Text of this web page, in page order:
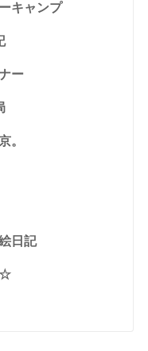
キャンプ
ー
。
日記
☆